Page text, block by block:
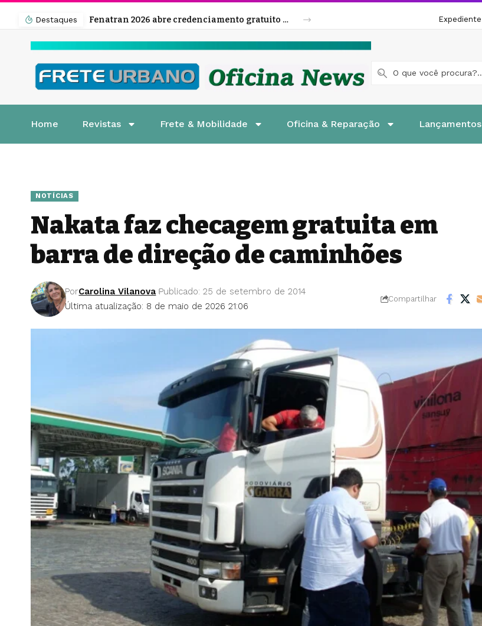
Destaques Fenatran 2026 abre credenciamento gratuito para visitantes Expediente
Home Revistas Frete & Mobilidade Oficina & Reparação Lançamentos
NOTÍCIAS
Nakata faz checagem gratuita em
barra de direção de caminhões
Última atualização: 8 de maio de 2026 21:06
PorCarolina Vilanova Publicado: 25 de setembro de 2014
Compartilhar